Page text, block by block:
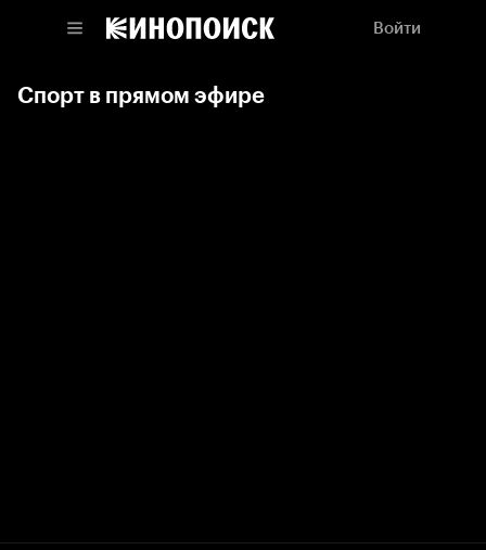
Войти
Спорт в прямом эфире